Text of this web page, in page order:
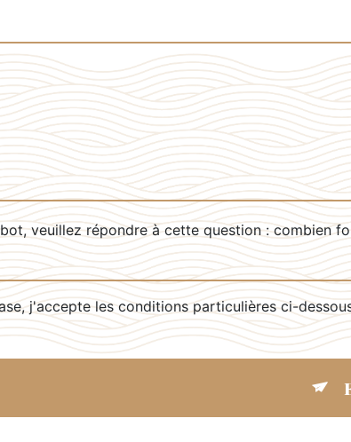
veuillez répondre à cette question : combien
j'accepte les conditions particulières ci-